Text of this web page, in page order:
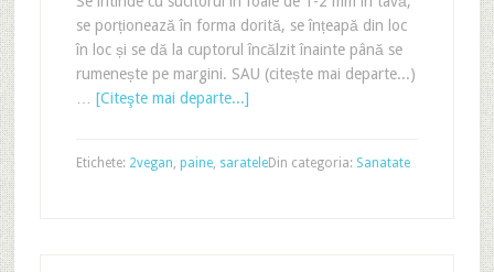
se porționează în forma dorită, se înțeapă din loc
în loc și se dă la cuptorul încălzit înainte până se
rumenește pe margini. SAU (citește mai departe...)
[Citeşte mai departe...]
Din categoria: Sanatate
Etichete: 2vegan, paine, saratele